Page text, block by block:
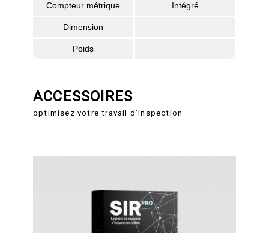
Compteur métrique Intégré
Dimension
Poids
ACCESSOIRES
optimisez votre travail d’inspection